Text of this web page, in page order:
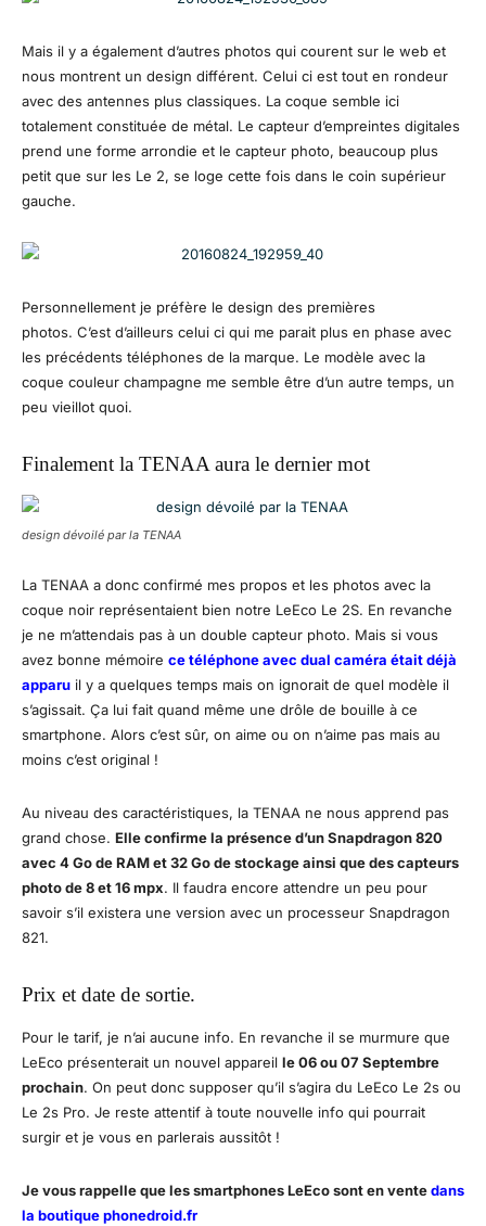
Mais il y a également d’autres photos qui courent sur le web et
nous montrent un design différent. Celui ci est tout en rondeur
avec des antennes plus classiques. La coque semble ici
totalement constituée de métal. Le capteur d’empreintes digitales
prend une forme arrondie et le capteur photo, beaucoup plus
petit que sur les Le 2, se loge cette fois dans le coin supérieur
gauche.
Personnellement je préfère le design des premières
photos. C’est d’ailleurs celui ci qui me parait plus en phase avec
les précédents téléphones de la marque. Le modèle avec la
coque couleur champagne me semble être d’un autre temps, un
peu vieillot quoi.
Finalement la TENAA aura le dernier mot
design dévoilé par la TENAA
La TENAA a donc confirmé mes propos et les photos avec la
coque noir représentaient bien notre LeEco Le 2S. En revanche
je ne m’attendais pas à un double capteur photo. Mais si vous
avez bonne mémoire ce téléphone avec dual caméra était déjà
apparu il y a quelques temps mais on ignorait de quel modèle il
s’agissait. Ça lui fait quand même une drôle de bouille à ce
smartphone. Alors c’est sûr, on aime ou on n’aime pas mais au
moins c’est original !
Au niveau des caractéristiques, la TENAA ne nous apprend pas
grand chose. Elle confirme la présence d’un Snapdragon 820
avec 4 Go de RAM et 32 Go de stockage ainsi que des capteurs
photo de 8 et 16 mpx. Il faudra encore attendre un peu pour
savoir s’il existera une version avec un processeur Snapdragon
821.
Prix et date de sortie.
Pour le tarif, je n’ai aucune info. En revanche il se murmure que
LeEco présenterait un nouvel appareil le 06 ou 07 Septembre
prochain. On peut donc supposer qu’il s’agira du LeEco Le 2s ou
Le 2s Pro. Je reste attentif à toute nouvelle info qui pourrait
surgir et je vous en parlerais aussitôt !
Je vous rappelle que les smartphones LeEco sont en ventedans
la boutique phonedroid.fr